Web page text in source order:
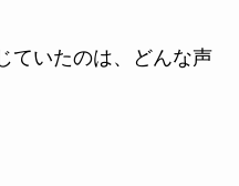
ていたのは、どんな声